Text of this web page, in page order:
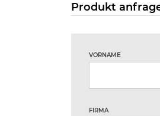
Produkt
VORNAME
FIRMA